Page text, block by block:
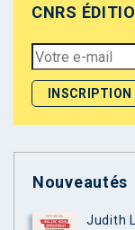
CNRS
Nouveautés
Judith